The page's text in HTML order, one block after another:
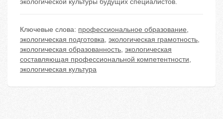
экологической культуры будущих специалистов.
Ключевые слова: профессиональное образование,
экологическая подготовка, экологическая грамотность,
экологическая образованность, экологическая
составляющая профессиональной компетентности,
экологическая культура